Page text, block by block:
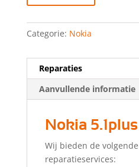
Categorie: Nokia
Reparaties
Aanvullende informatie
Nokia
Wij bieden de
reparatieservices: